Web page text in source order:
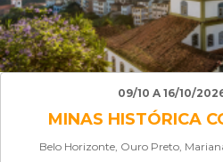
09/10 A 16/10/
MINAS HISTÓRICA
Belo Horizonte, Ouro Preto,